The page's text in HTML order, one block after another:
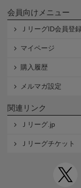
会員向けメニュー
ＪリーグID会員登録
マイページ
購入履歴
メルマガ設定
関連リンク
Ｊリーグ.jp
Ｊリーグチケット